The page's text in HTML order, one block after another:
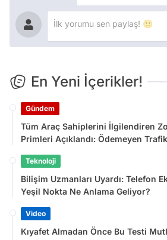
En Yeni İçerikler!
Gündem
Tüm Araç Sahiplerini İlgilendiren
Primleri Açıklandı: Ödemeyen
Teknoloji
Bilişim Uzmanları Uyardı: Telefon
Yeşil Nokta Ne Anlama Geliyor?
Video
Kıyafet Almadan Önce Bu Testi